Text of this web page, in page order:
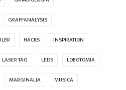
GRAFFANALYSIS
HACKS INSPIRATION
LASER TAG LEDS LOBOTOMIA
MARGINALIA MUSICA